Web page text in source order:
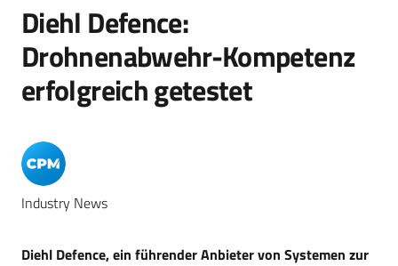
Diehl Defence:
Drohnenabwehr-Kompetenz
erfolgreich getestet
Industry News
Diehl Defence, ein führender Anbieter von Systemen zur